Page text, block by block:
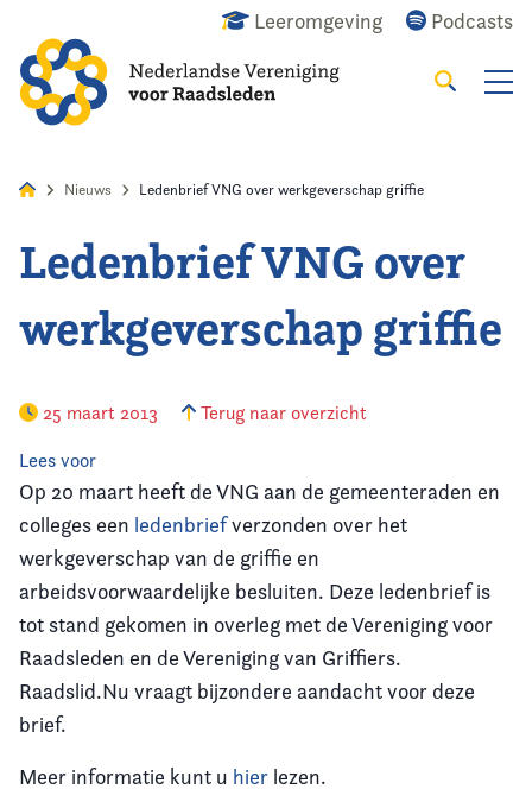
Leeromgeving Podcasts
Zoeken
Home
Agenda
Opleiding
Kennis & Informatie
Vereniging
Nieuws Ledenbrief VNG over werkgeverschap griffie
Ledenbrief VNG over
werkgeverschap griffie
25 maart 2013 Terug naar overzicht
Lees voor
Op 20 maart heeft de VNG aan de gemeenteraden en
colleges een ledenbriefverzonden over het
werkgeverschap van de griffie en
arbeidsvoorwaardelijke besluiten. Deze ledenbrief is
tot stand gekomen in overleg met de Vereniging voor
Raadsleden en de Vereniging van Griffiers.
Raadslid.Nu vraagt bijzondere aandacht voor deze
brief.
Meer informatie kunt u hier lezen.